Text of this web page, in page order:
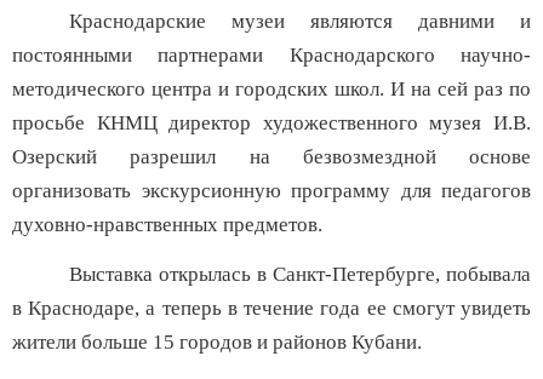
Краснодарские музеи являются давними и
постоянными партнерами Краснодарского научно-
методического центра и городских школ. И на сей раз по
просьбе КНМЦ директор художественного музея И.В.
Озерский разрешил на безвозмездной основе
организовать экскурсионную программу для педагогов
духовно-нравственных предметов.
Выставка открылась в Санкт-Петербурге, побывала
в Краснодаре, а теперь в течение года ее смогут увидеть
жители больше 15 городов и районов Кубани.